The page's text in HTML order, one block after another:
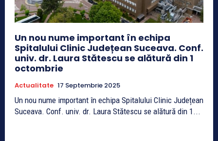
Un nou nume important în echipa
Spitalului Clinic Județean Suceava. Conf.
univ. dr. Laura Stătescu se alătură din 1
octombrie
Actualitate 17 Septembrie 2025
Un nou nume important în echipa Spitalului Clinic Județean
Suceava. Conf. univ. dr. Laura Stătescu se alătură din 1...